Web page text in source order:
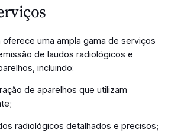
uma ampla gama de serviços
de laudos radiológicos e
incluindo:
de aparelhos que utilizam
radiológicos detalhados e precisos;